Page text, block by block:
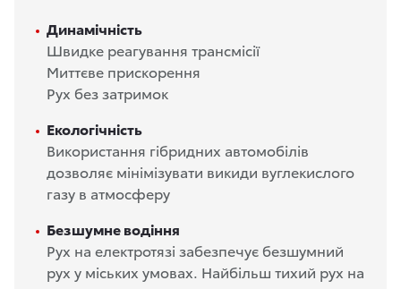
Динамічність
Швидке реагування трансмісії
Миттєве прискорення
Рух без затримок
Екологічність
Використання гібридних автомобілів
дозволяє мінімізувати викиди вуглекислого
газу в атмосферу
Безшумне водіння
Рух на електротязі забезпечує безшумний
рух у міських умовах. Найбільш тихий рух на